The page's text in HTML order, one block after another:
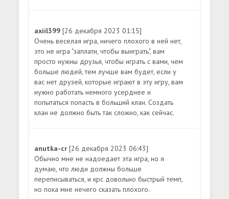
axiil399[26 декабря 2023 01:15]
Очень веселая игра, ничего плохого в ней нет,
это не игра "заплати, чтобы выиграть", вам
просто нужны друзья, чтобы играть с вами, чем
больше людей, тем лучше вам будет, если у
вас нет друзей, которые играют в эту игру, вам
нужно работать немного усерднее и
попытаться попасть в больший клан. Создать
клан не должно быть так сложно, как сейчас.
anutka-cr[26 декабря 2023 06:43]
Обычно мне не надоедает эта игра, но я
думаю, что люди должны больше
переписываться, и крс довольно быстрый темп,
но пока мне нечего сказать плохого.